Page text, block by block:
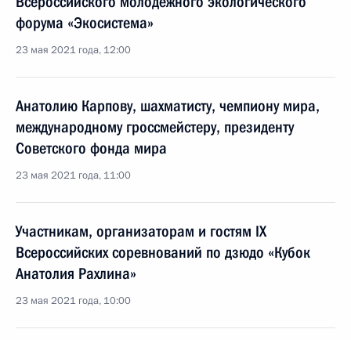
форума «Экосистема»
23 мая 2021 года, 12:00
Анатолию Карпову, шахматисту, чемпиону мира,
международному гроссмейстеру, президенту
Советского фонда мира
23 мая 2021 года, 11:00
Участникам, организаторам и гостям IX
Всероссийских соревнований по дзюдо «Кубок
Анатолия Рахлина»
23 мая 2021 года, 10:00